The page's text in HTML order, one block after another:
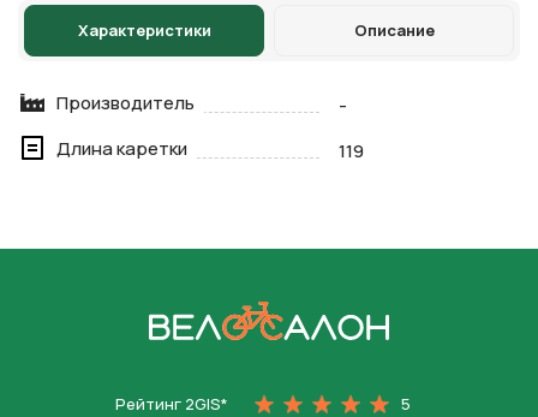
Характеристики Описание
Производитель
-
Длина каретки
119
Рейтинг 2GIS*
5